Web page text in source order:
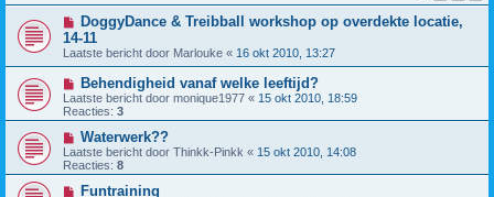
DoggyDance & Treibball workshop op overdekte locatie,
14-11
Laatste bericht door Marlouke « 16 okt 2010, 13:27
Behendigheid vanaf welke leeftijd?
Laatste bericht door monique1977 « 15 okt 2010, 18:59
Reacties: 3
Waterwerk??
Laatste bericht door Thinkk-Pinkk « 15 okt 2010, 14:08
Reacties: 8
Funtraining